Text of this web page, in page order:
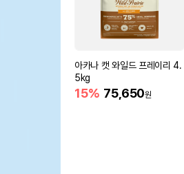
아카나 캣 와일드 프레이리 4.
5kg
15% 75,650원